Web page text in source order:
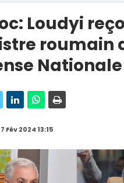
Loudyi
roumain
Nationale
Fév 2024 13:15